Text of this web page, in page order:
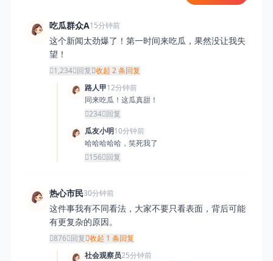
吃瓜群众A15分钟前
这个新闻太劲爆了！第一时间来吃瓜，果然没让我失
望！
1,234 回复 收起 2 条回复
路人甲12分钟前
同来吃瓜！这瓜真甜！
234 回复
瓜友小明10分钟前
哈哈哈哈哈，笑死我了
156 回复
热心市民30分钟前
这件事我有不同看法，大家不要只看表面，背后可能
有更复杂的原因。
876 回复 收起 1 条回复
社会观察员25分钟前